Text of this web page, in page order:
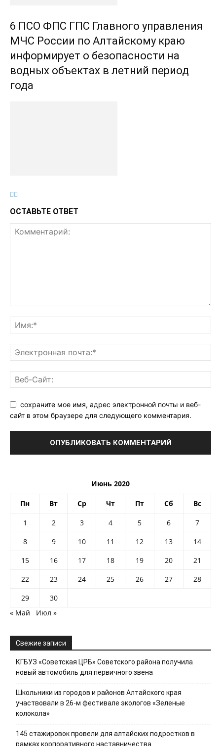
6 ПСО ФПС ГПС Главного управления
МЧС России по Алтайскому краю
информирует о безопасности на
водных объектах в летний период
года
ОСТАВЬТЕ ОТВЕТ
сохраните мое имя, адрес электронной почты и веб-
сайт в этом браузере для следующего комментария.
Июнь 2020
Пн Вт Ср Чт Пт Сб Вс
1 2 3 4 5 6
7
8
9 10 11 12 13
14
15
16 17 18 19 20
21
22
23 24 25 26 27
28
29
30
« Май
Июл »
Свежие записи
КГБУЗ «Советская ЦРБ» Советского района получила
новый автомобиль для первичного звена
Школьники из городов и районов Алтайского края
участвовали в 26-м фестивале экологов «Зеленые
колокола»
145 стажировок провели для алтайских подростков в
рамках корпоративного наставничества